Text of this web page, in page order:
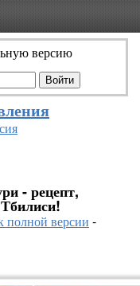
версию
- рецепт,
полной версии -